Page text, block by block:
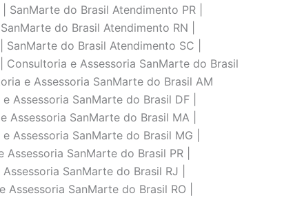
do Brasil Atendimento PR |
do Brasil Atendimento RN |
do Brasil Atendimento SC |
e Assessoria SanMarte do Brasil
e Assessoria SanMarte do Brasil AM
Assessoria SanMarte do Brasil DF |
SanMarte do Brasil MA |
Assessoria SanMarte do Brasil MG |
SanMarte do Brasil PR |
SanMarte do Brasil RJ |
SanMarte do Brasil RO |